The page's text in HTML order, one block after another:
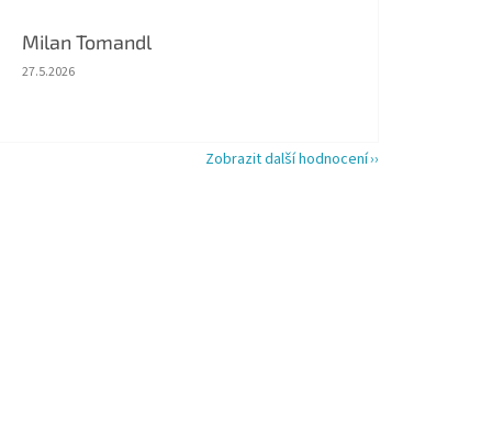
Milan Tomandl
Hodnocení obchodu je 5 z 5 hvězdiček.
27.5.2026
Zobrazit další hodnocení